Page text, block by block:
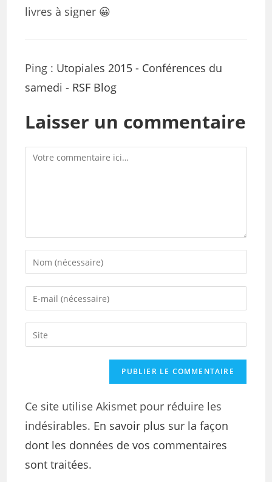
livres à signer 😀
Ping : Utopiales 2015 - Conférences du
samedi - RSF Blog
Laisser un commentaire
Ce site utilise Akismet pour réduire les
indésirables. En savoir plus sur la façon
dont les données de vos commentaires
sont traitées.